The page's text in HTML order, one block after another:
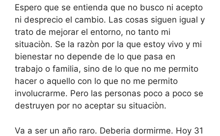
Espero que se entienda que no busco ni acepto
ni desprecio el cambio. Las cosas siguen igual y
trato de mejorar el entorno, no tanto mi
situaciòn. Se la razòn por la que estoy vivo y mi
bienestar no depende de lo que pasa en
trabajo o familia, sino de lo que no me permito
hacer o aquello con lo que no me permito
involucrarme. Pero las personas poco a poco se
destruyen por no aceptar su situaciòn.
Va a ser un año raro. Deberia dormirme. Hoy 31